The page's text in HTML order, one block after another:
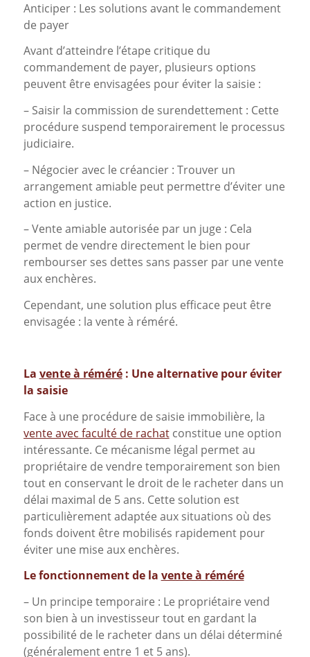
Anticiper : Les solutions avant le commandement
de payer
Avant d’atteindre l’étape critique du
commandement de payer, plusieurs options
peuvent être envisagées pour éviter la saisie :
– Saisir la commission de surendettement : Cette
procédure suspend temporairement le processus
judiciaire.
– Négocier avec le créancier : Trouver un
arrangement amiable peut permettre d’éviter une
action en justice.
– Vente amiable autorisée par un juge : Cela
permet de vendre directement le bien pour
rembourser ses dettes sans passer par une vente
aux enchères.
Cependant, une solution plus efficace peut être
envisagée : la vente à réméré.
La vente à réméré: Une alternative pour éviter
la saisie
Face à une procédure de saisie immobilière, la
vente avec faculté de rachatconstitue une option
intéressante. Ce mécanisme légal permet au
propriétaire de vendre temporairement son bien
tout en conservant le droit de le racheter dans un
délai maximal de 5 ans. Cette solution est
particulièrement adaptée aux situations où des
fonds doivent être mobilisés rapidement pour
éviter une mise aux enchères.
Le fonctionnement de la vente à réméré
– Un principe temporaire : Le propriétaire vend
son bien à un investisseur tout en gardant la
possibilité de le racheter dans un délai déterminé
(généralement entre 1 et 5 ans).